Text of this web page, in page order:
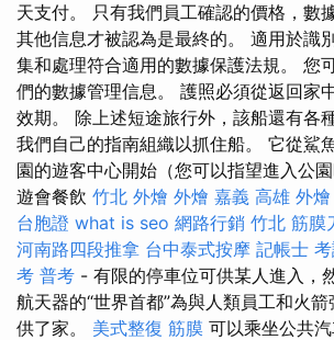
天支付。 只有我們員工確認的價格，數
其他信息才被認為是最終的。 適用於識
集和處理符合適用的數據保護法規。 您
們的數據管理信息。 護照必須從返回家
效期。 除上述短途旅行外，該船還有各
我們自己的指南組織以抓住船。 它從鯊
園的遊客中心開始（您可以指望進入公
遊會餐飲 竹北 外燴 外燴 嘉義 高雄 外燴
台胞證 what is seo 網路行銷 竹北 筋膜
河南路四段推拿 台中泰式按摩 記帳士
考 普考 - 有限的停車位可供某人進入，
航天器的“世界首都”為與人類員工和火
供了家。 美式整復 筋膜 可以乘坐公共